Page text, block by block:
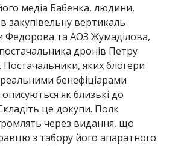
медіа Бабенка, людини,
закупівельну вертикаль
Федорова та АОЗ Жумаділова,
дронів Петру
яких блогери
бенефіціарами
як близькі до
це докупи. Полк
через видання, що
з табору його апаратного